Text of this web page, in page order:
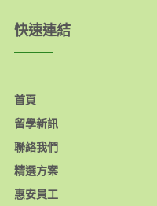
快速連結
首頁
留學新訊
聯絡我們
精選方案
惠安員工